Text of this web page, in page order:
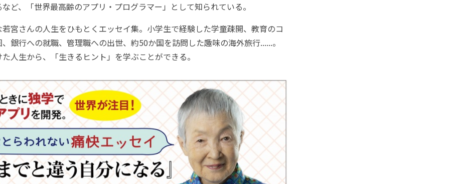
ど、「世界最高齢のアプリ・プログラマー」として知られている。
宮さんの人生をひもとくエッセイ集。小学生で経験した学童疎開、教育のコ
銀行への就職、管理職への出世、約50か国を訪問した趣味の海外旅行......。
人生から、「生きるヒント」を学ぶことができる。